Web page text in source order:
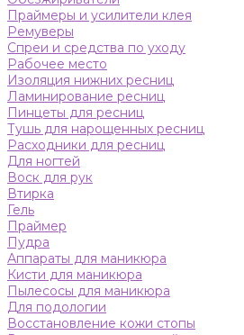
Праймеры и усилители клея
Ремуверы
Спреи и средства по уходу
Рабочее место
Изоляция нижних ресниц
Ламинирование ресниц
Пинцеты для ресниц
Тушь для нарощенных ресниц
Расходники для ресниц
Для ногтей
Воск для рук
Втирка
Гель
Праймер
Пудра
Аппараты для маникюра
Кисти для маникюра
Пылесосы для маникюра
Для подологии
Восстановление кожи стопы